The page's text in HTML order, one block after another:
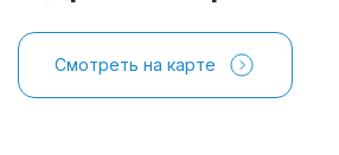
Смотреть на карте